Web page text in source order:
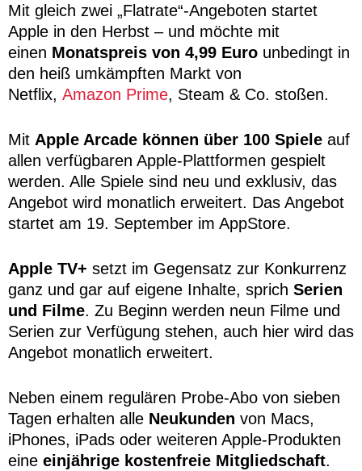
Mit gleich zwei „Flatrate“-Angeboten startet
Apple in den Herbst – und möchte mit
einen Monatspreis von 4,99 Euro unbedingt in
den heiß umkämpften Markt von
Netflix, Amazon Prime, Steam & Co. stoßen.
Mit Apple Arcade können über 100 Spiele auf
allen verfügbaren Apple-Plattformen gespielt
werden. Alle Spiele sind neu und exklusiv, das
Angebot wird monatlich erweitert. Das Angebot
startet am 19. September im AppStore.
Apple TV+ setzt im Gegensatz zur Konkurrenz
ganz und gar auf eigene Inhalte, sprich Serien
und Filme. Zu Beginn werden neun Filme und
Serien zur Verfügung stehen, auch hier wird das
Angebot monatlich erweitert.
Neben einem regulären Probe-Abo von sieben
Tagen erhalten alle Neukunden von Macs,
iPhones, iPads oder weiteren Apple-Produkten
eine einjährige kostenfreie Mitgliedschaft.